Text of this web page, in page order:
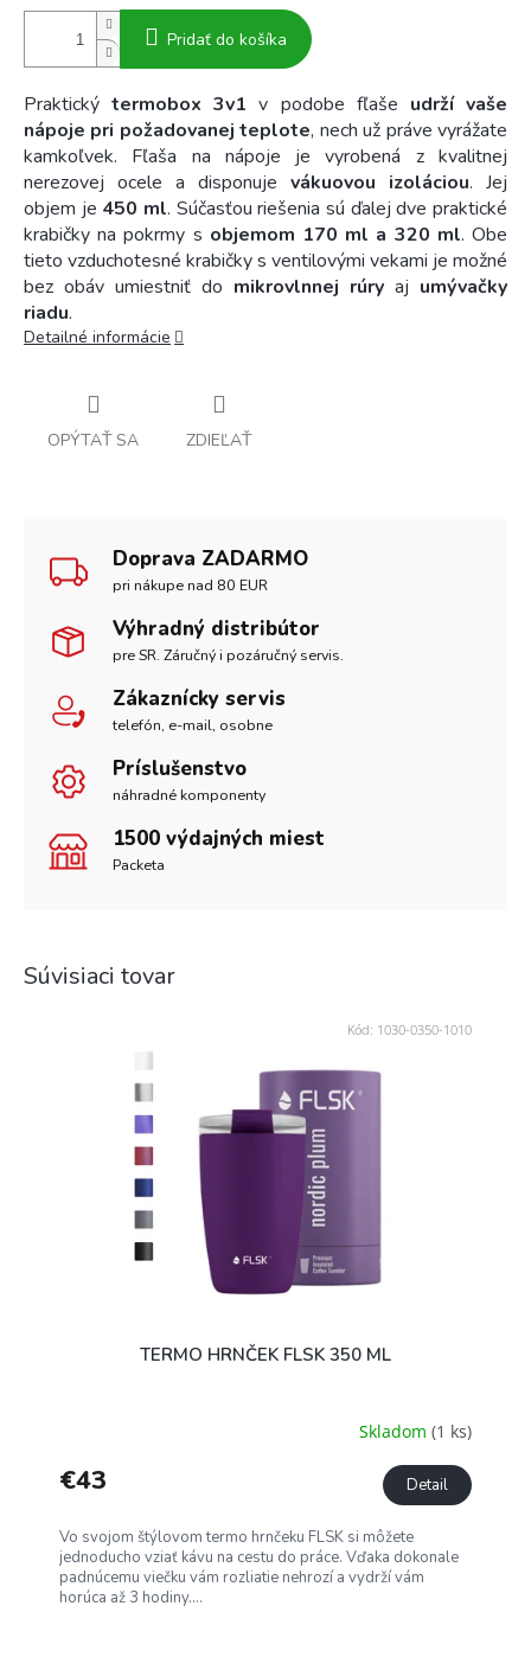
Pridať do košíka
Praktickýtermobox 3v1 v podobe fľaše udrží vaše
nápoje pri požadovanej teplote, nech už práve vyrážate
kamkoľvek. Fľaša na nápoje je vyrobená z kvalitnej
nerezovej ocele a disponuje vákuovou izoláciou. Jej
objem je 450 ml. Súčasťou riešenia sú ďalej dve praktické
krabičky na pokrmy s objemom 170 ml a 320 ml. Obe
tieto vzduchotesné krabičky s ventilovými vekami je možné
bez obáv umiestniť do mikrovlnnej rúry aj umývačky
riadu.
Detailné informácie
OPÝTAŤ SA ZDIEĽAŤ
Doprava ZADARMO
pri nákupe nad 80 EUR
Výhradný distribútor
pre SR. Záručný i pozáručný servis.
Zákaznícky servis
telefón, e-mail, osobne
Príslušenstvo
náhradné komponenty
1500 výdajných miest
Packeta
Súvisiaci tovar
TERMO HRNČEK FLSK 350 ML
Skladom (1 ks)
€43 Detail
Vo svojom štýlovom termo hrnčeku FLSK si môžete
jednoducho vziať kávu na cestu do práce. Vďaka dokonale
padnúcemu viečku vám rozliatie nehrozí a vydrží vám
horúca až 3 hodiny....
Kód: 1030-0350-1010